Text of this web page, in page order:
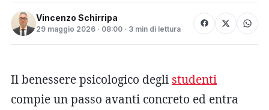
Vincenzo Schirripa
29 maggio 2026 · 08:00 · 3 min di lettura
Il benessere psicologico degli studenti
compie un passo avanti concreto ed entra